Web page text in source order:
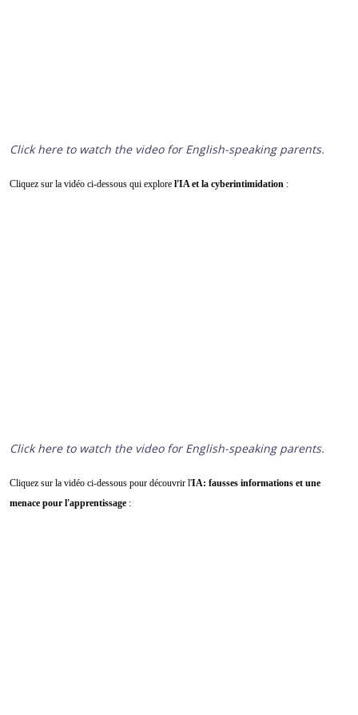
Click here to watch the video for English-speaking parents.
Cliquez sur la vidéo ci-dessous qui explore l'IA et la cyberintimidation :
Click here to watch the video for English-speaking parents.
Cliquez sur la vidéo ci-dessous pour découvrir l'IA: fausses informations et une
menace pour l'apprentissage :